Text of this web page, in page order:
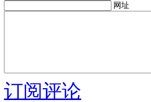
网址
订阅评论